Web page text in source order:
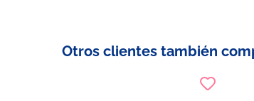
Otros clientes también